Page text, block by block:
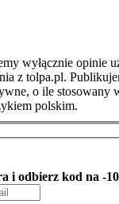
wyłącznie opinie
z tolpa.pl.
o ile stosowany
polskim.
i odbierz kod na -